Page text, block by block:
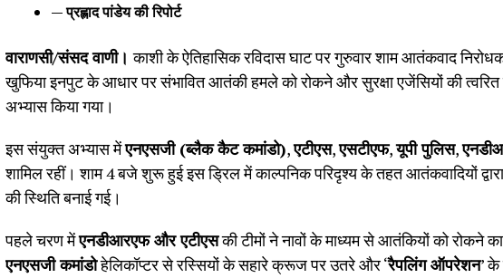
— प्रह्लाद पांडेय की रिपोर्ट
वाराणसी/संसद वाणी।काशी के ऐतिहासिक रविदास घाट पर गुरुवार शाम आतंकवाद
खुफिया इनपुट के आधार पर संभावित आतंकी हमले को रोकने और सुरक्षा एजेंसियों की त्वरित
अभ्यास किया गया।
इस संयुक्त अभ्यास मेंएनएसजी (ब्लैक कैट कमांडो),एटीएस,एसटीएफ,यूपी पुलिस,
शामिल रहीं। शाम 4 बजे शुरू हुई इस ड्रिल में काल्पनिक परिदृश्य के तहत आतंकवादियों
की स्थिति बनाई गई।
पहले चरण मेंएनडीआरएफ और एटीएसकी टीमों ने नावों के माध्यम से आतंकियों को रोकने
एनएसजी कमांडोहेलिकॉप्टर से रस्सियों के सहारे क्रूज पर उतरे और ‘रैपलिंग ऑपरेशन’ के